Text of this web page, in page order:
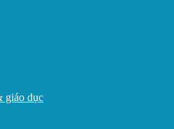
giáo dục